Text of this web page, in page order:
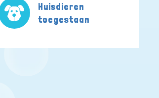
Huisdieren
toegestaan